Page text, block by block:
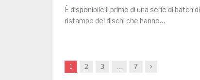
È disponibile il primo di una serie di batch di
ristampe dei dischi che hanno…
1 2 3 7 Next